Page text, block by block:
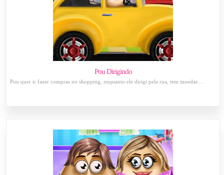
Pou Dirigindo
Pou quer ir fazer compras no shopping, enquanto ele dirigi pela rua, tem moedas ...